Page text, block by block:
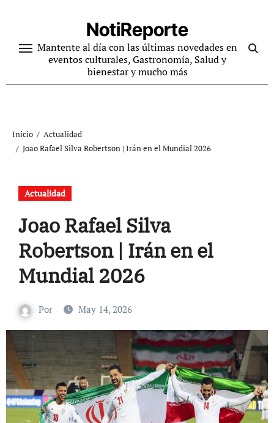
contenido
NotiReporte
Mantente al día con las últimas novedades en
eventos culturales, Gastronomía, Salud y
bienestar y mucho más
Inicio
Actualidad
Joao Rafael Silva Robertson | Irán en el Mundial 2026
Actualidad
Joao Rafael Silva
Robertson | Irán en el
Mundial 2026
Por May 14, 2026